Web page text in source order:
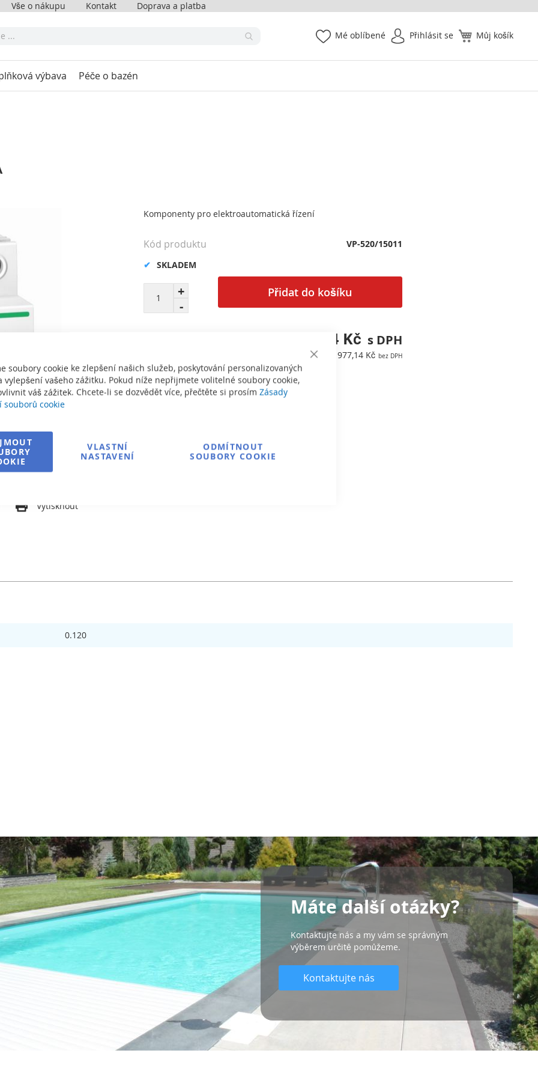
Close
soubory cookie ke zlepšení našich služeb, poskytování personalizovaných
vylepšení vašeho zážitku. Pokud níže nepřijmete volitelné soubory cookie,
váš zážitek. Chcete-li se dozvědět více, přečtěte si prosím Zásady
souborů cookie
VLASTNÍ
NASTAVENÍ
ODMÍTNOUT
SOUBORY COOKIE
Vše o nákupu Kontakt Doprava a platba
Můj košík
Mé oblíbené Přihlásit se
výbava Péče o bazén
Vytisknout
Komponenty pro elektroautomatická řízení
Přidat do košíku
1 182,34 Kč
977,14 Kč
SKLADEM
Kód produktu VP-520/15011
Informace o dopravě
0.120
Máte další otázky?
Kontaktujte nás a my vám se správným
výběrem určitě pomůžeme.
Kontaktujte nás